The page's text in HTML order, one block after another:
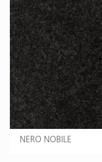
NERO NOBILE